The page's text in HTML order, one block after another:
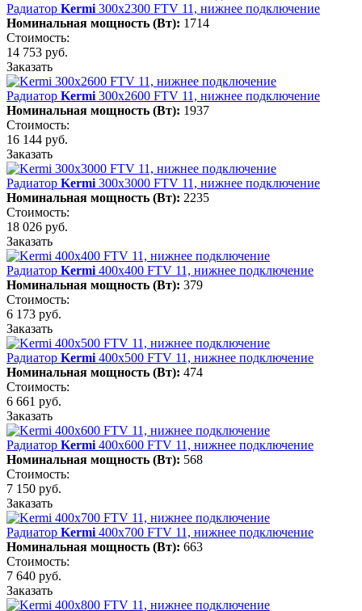
Радиатор Kermi 300х2300 FTV 11, нижнее подключение
Номинальная мощность (Вт): 1714
Стоимость:
14 753 руб.
Заказать
Радиатор Kermi 300х2600 FTV 11, нижнее подключение
Номинальная мощность (Вт): 1937
Стоимость:
16 144 руб.
Заказать
Радиатор Kermi 300х3000 FTV 11, нижнее подключение
Номинальная мощность (Вт): 2235
Стоимость:
18 026 руб.
Заказать
Радиатор Kermi 400х400 FTV 11, нижнее подключение
Номинальная мощность (Вт): 379
Стоимость:
6 173 руб.
Заказать
Радиатор Kermi 400х500 FTV 11, нижнее подключение
Номинальная мощность (Вт): 474
Стоимость:
6 661 руб.
Заказать
Радиатор Kermi 400х600 FTV 11, нижнее подключение
Номинальная мощность (Вт): 568
Стоимость:
7 150 руб.
Заказать
Радиатор Kermi 400х700 FTV 11, нижнее подключение
Номинальная мощность (Вт): 663
Стоимость:
7 640 руб.
Заказать